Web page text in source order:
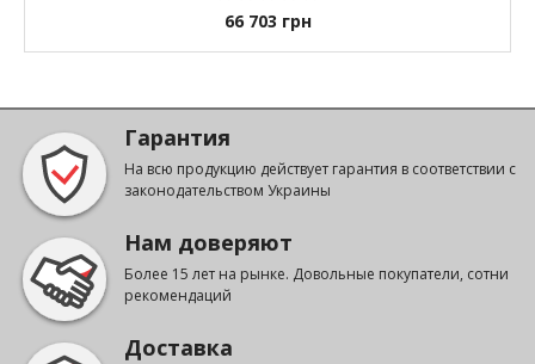
66 703 грн
Гарантия
На всю продукцию действует гарантия в соответствии с
законодательством Украины
Нам доверяют
Более 15 лет на рынке. Довольные покупатели, сотни
рекомендаций
Доставка